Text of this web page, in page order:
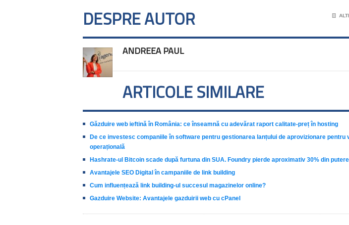
DESPRE AUTOR 📄
ANDREEA PAUL
ARTICOLE SIMILARE
Găzduire web ieftină în România: ce înseamnă cu adevărat raport calitate-preț în hosting
De ce investesc companiile în software pentru gestionarea lanțului de aprovizionare
operațională
Hashrate-ul Bitcoin scade după furtuna din SUA. Foundry pierde aproximativ 30% din
Avantajele SEO Digital în campaniile de link building
Cum influențează link building-ul succesul magazinelor online?
Gazduire Website: Avantajele gazduirii web cu cPanel